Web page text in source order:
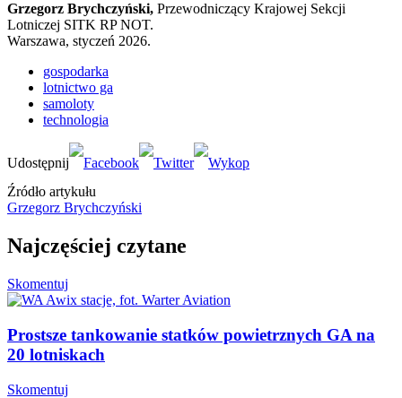
Grzegorz Brychczyński, Przewodniczący Krajowej Sekcji
Lotniczej SITK RP NOT.
Warszawa, styczeń 2026.
gospodarka
lotnictwo ga
samoloty
technologia
Źródło artykułu
Grzegorz Brychczyński
Najczęściej czytane
Skomentuj
Prostsze tankowanie statków powietrznych GA na
20 lotniskach
Skomentuj